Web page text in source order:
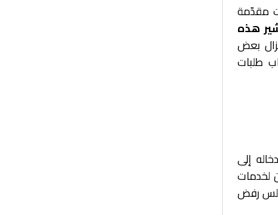
مقدّمة
هذه
بعض
طلبات
إلى
لخدمات
رفض